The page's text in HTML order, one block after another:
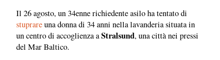
Il 26 agosto, un 34enne richiedente asilo ha tentato di
stuprareuna donna di 34 anni nella lavanderia situata in
un centro di accoglienza aStralsund, una città nei pressi
del Mar Baltico.